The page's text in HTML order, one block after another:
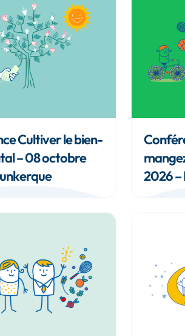
Cultiver le bien-
– 08 octobre
2026 –